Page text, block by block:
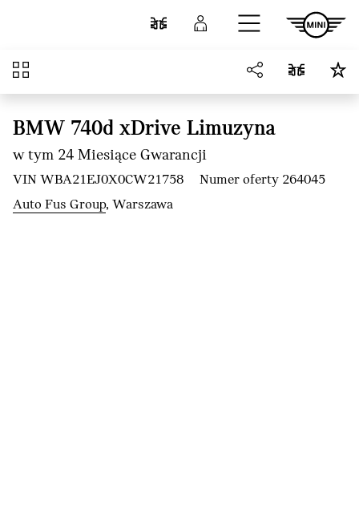
Przejdź do głównej treści
Porównaj Zaloguj się
Przegląd
BMW 740d xDrive Limuzyna
w tym 24 Miesiące Gwarancji
VIN WBA21EJ0X0CW21758
Numer oferty 264045
Auto Fus Group, Warszawa